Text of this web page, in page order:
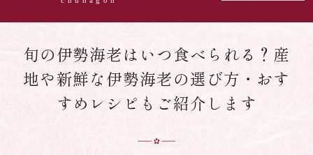
中納言の伊勢海老
旬の伊勢海老はいつ食べられる？産
地や新鮮な伊勢海老の選び方・おす
すめレシピもご紹介します